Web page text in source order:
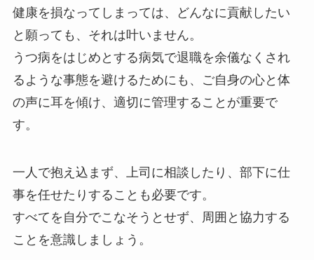
健康を損なってしまっては、どんなに貢献したい
と願っても、それは叶いません。
うつ病をはじめとする病気で退職を余儀なくされ
るような事態を避けるためにも、ご自身の心と体
の声に耳を傾け、適切に管理することが重要で
す。
一人で抱え込まず、上司に相談したり、部下に仕
事を任せたりすることも必要です。
すべてを自分でこなそうとせず、周囲と協力する
ことを意識しましょう。